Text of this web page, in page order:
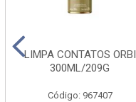
LIMPA CONTATOS ORBI
300ML/209G
Código: 967407